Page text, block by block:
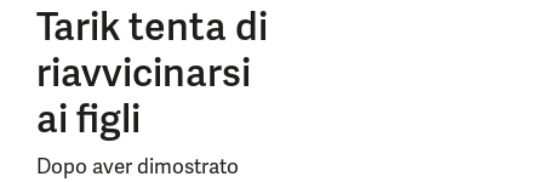
Tarik tenta di
riavvicinarsi
ai figli
Dopo aver dimostrato